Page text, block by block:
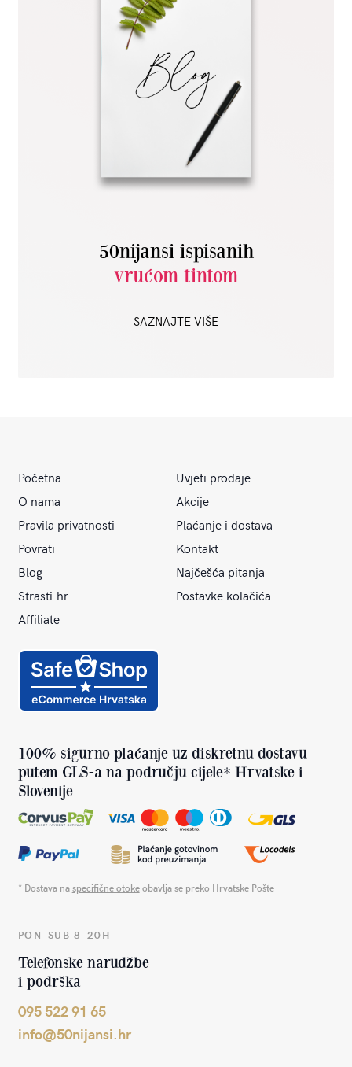
50nijansi ispisanih
vrućom tintom
SAZNAJTE VIŠE
Početna
Uvjeti prodaje
O nama
Akcije
Pravila privatnosti
Plaćanje i dostava
Povrati
Kontakt
Blog
Najčešća pitanja
Strasti.hr
Postavke kolačića
Affiliate
100% sigurno plaćanje uz diskretnu dostavu
putem GLS-a na području cijele* Hrvatske i
Slovenije
* Dostava naspecifične otokeobavlja se preko Hrvatske Pošte
PON-SUB 8-20H
Telefonske narudžbe
i podrška
095 522 91 65
info@50nijansi.hr